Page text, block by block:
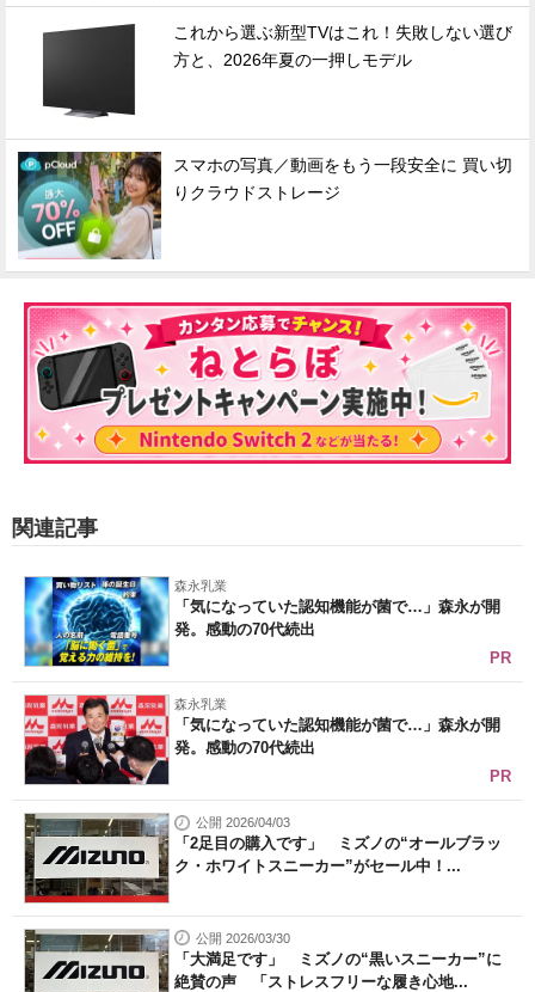
これから選ぶ新型TVはこれ！失敗しない選び
方と、2026年夏の一押しモデル
スマホの写真／動画をもう一段安全に 買い切
りクラウドストレージ
関連記事
森永乳業
「気になっていた認知機能が菌で…」森永が開
発。感動の70代続出
PR
森永乳業
「気になっていた認知機能が菌で…」森永が開
発。感動の70代続出
PR
公開 2026/04/03
「2足目の購入です」 ミズノの“オールブラッ
ク・ホワイトスニーカー”がセール中！...
公開 2026/03/30
「大満足です」 ミズノの“黒いスニーカー”に
絶賛の声 「ストレスフリーな履き心地...